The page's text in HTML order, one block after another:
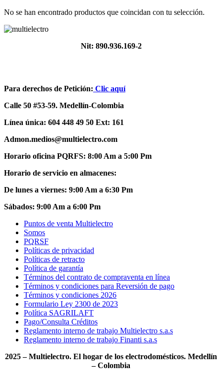
No se han encontrado productos que coincidan con tu selección.
Nit: 890.936.169-2
Para derechos de Petición: Clic aquí
Calle 50 #53-59. Medellín-Colombia
Línea única: 604 448 49 50 Ext: 161
Admon.medios@multielectro.com
Horario oficina PQRFS: 8:00 Am a 5:00 Pm
Horario de servicio en almacenes:
De lunes a viernes: 9:00 Am a 6:30 Pm
Sábados: 9:00 Am a 6:00 Pm
Puntos de venta Multielectro
Somos
PQRSF
Políticas de privacidad
Políticas de retracto
Política de garantía
Términos del contrato de compraventa en línea
Términos y condiciones para Reversión de pago
Términos y condiciones 2026
Formulario Ley 2300 de 2023
Política SAGRILAFT
Pago/Consulta Créditos
Reglamento interno de trabajo Multielectro s.a.s
Reglamento interno de trabajo Finanti s.a.s
2025 – Multielectro. El hogar de los electrodomésticos. Medellín
– Colombia